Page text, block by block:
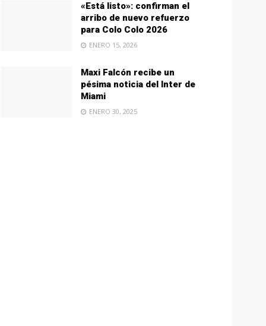
«Está listo»: confirman el
arribo de nuevo refuerzo
para Colo Colo 2026
ENERO 15, 2026
Maxi Falcón recibe un
pésima noticia del Inter de
Miami
ENERO 30, 2025